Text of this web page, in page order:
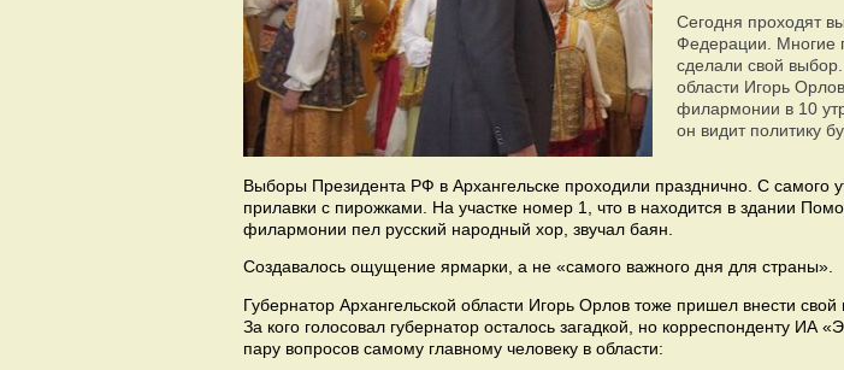
Сегодня проходят
Федерации. Многие
сделали свой
области Игорь
филармонии в 10
он видит политику
Выборы Президента РФ в Архангельске проходили празднично. С самого
прилавки с пирожками. На участке номер 1, что в находится в здании
филармонии пел русский народный хор, звучал баян.
Создавалось ощущение ярмарки, а не «самого важного дня для страны».
Губернатор Архангельской области Игорь Орлов тоже пришел внести свой
За кого голосовал губернатор осталось загадкой, но корреспонденту ИА
пару вопросов самому главному человеку в области: